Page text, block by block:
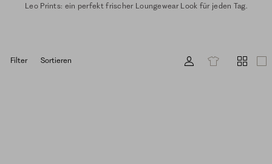
Leo Prints: ein perfekt frischer Loungewear Look für jeden Tag.
Filter Sortieren